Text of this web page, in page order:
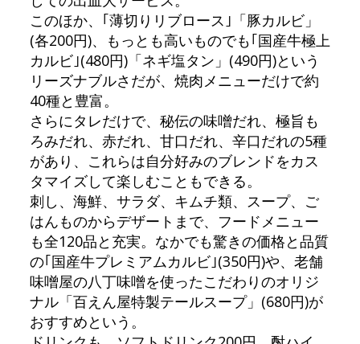
このほか、｢薄切りリブロース｣「豚カルビ」
(各200円)、もっとも高いものでも｢国産牛極上
カルビ｣(480円)「ネギ塩タン」(490円)という
リーズナブルさだが、焼肉メニューだけで約
40種と豊富。
さらにタレだけで、秘伝の味噌だれ、極旨も
ろみだれ、赤だれ、甘口だれ、辛口だれの5種
があり、これらは自分好みのブレンドをカス
タマイズして楽しむこともできる。
刺し、海鮮、サラダ、キムチ類、スープ、ご
はんものからデザートまで、フードメニュー
も全120品と充実。なかでも驚きの価格と品質
の｢国産牛プレミアムカルビ｣(350円)や、老舗
味噌屋の八丁味噌を使ったこだわりのオリジ
ナル「百えん屋特製テールスープ」(680円)が
おすすめという。